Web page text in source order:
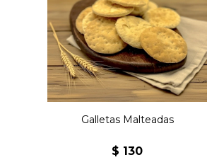
Las clásicas galletas
malteadas de panadería
de toda nuestra vida
Galletas Malteadas
$ 130